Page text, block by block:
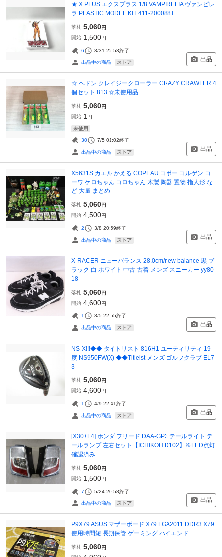
★ X PLUS エクスプラス 1/8 VAMPIRELIA ヴァンピレ
ラ PLASTIC MODEL KIT 411-200088T
落札 5,060円
開始 1,500円
6 3/31 22:53終了
出品中の商品 ストア 出品
☆ ヘドン クレイジークローラー CRAZY CRAWLER 4
個セット 813 ☆未使用品
落札 5,060円
開始 1 円
未使用
30 7/5 01:02終了
出品中の商品 ストア 出品
X5631S カエル かえる COPEAU コポー コルゲン コ
ーワ ケロちゃん コロちゃん 木製 陶器 置物 指人形 な
ど 大量 まとめ
落札 5,060円
開始 4,500円
2 3/8 20:59終了
出品中の商品 ストア 出品
X-RACER ニューバランス 28.0cm/new balance 黒 ブ
ラック 白 ホワイト 中古 古着 メンズ スニーカー yy80
18
落札 5,060円
開始 4,600円
1 3/5 22:55終了
出品中の商品 ストア 出品
NS-X!!!◆◆ タイトリスト 816H1 ユーティリティ 19
度 NS950FW(X) ◆◆Titleist メンズ ゴルフクラブ EL7
3
落札 5,060円
開始 4,600円
1 4/9 22:41終了
出品中の商品 ストア 出品
[X30+F4] ホンダ フリード DAA-GP3 テールライト テ
ールランプ 左右セット【ICHIKOH D102】※LED点灯
確認済み
落札 5,060円
開始 1,500円
7 5/24 20:58終了
出品中の商品 ストア 出品
P9X79 ASUS マザーボード X79 LGA2011 DDR3 X79
使用時間短 長期保管 ゲーミング ハイエンド
落札 5,060円